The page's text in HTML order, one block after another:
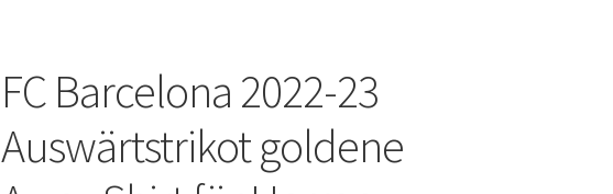
FC Barcelona 2022-23
Auswärtstrikot goldene